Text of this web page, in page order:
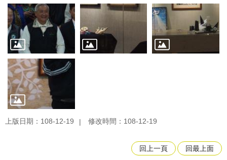
上版日期：108-12-19 修改時間：108-12-19
回上一頁 回最上面